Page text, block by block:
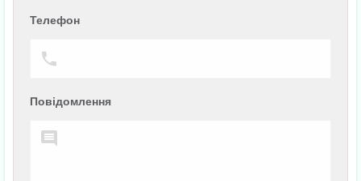
Телефон
Повідомлення